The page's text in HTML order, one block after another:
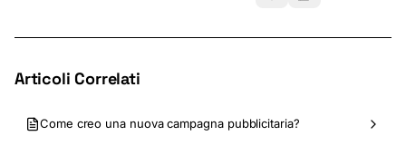
Articoli Correlati
Come creo una nuova campagna pubblicitaria?